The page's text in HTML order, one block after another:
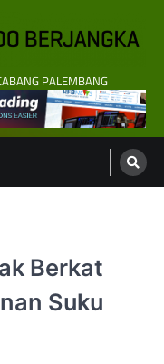
PALEMBANG
Berkat
Suku